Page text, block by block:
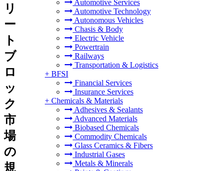
Automotive Services
Automotive Technology
Autonomous Vehicles
Chasis & Body
Electric Vehicle
Powertrain
Railways
Transportation & Logistics
+ BFSI
Financial Services
Insurance Services
+ Chemicals & Materials
Adhesives & Sealants
Advanced Materials
Biobased Chemicals
Commodity Chemicals
Glass Ceramics & Fibers
Industrial Gases
Metals & Minerals
リ
ー
ト
ブ
ロ
ッ
ク
市
場
の
規